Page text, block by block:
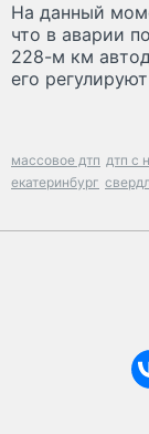
На данный
что в аварии
228-м км
его
массовое дтп дтп с
екатеринбург